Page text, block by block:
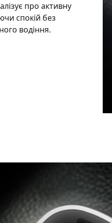
про активну
спокій без
водіння.